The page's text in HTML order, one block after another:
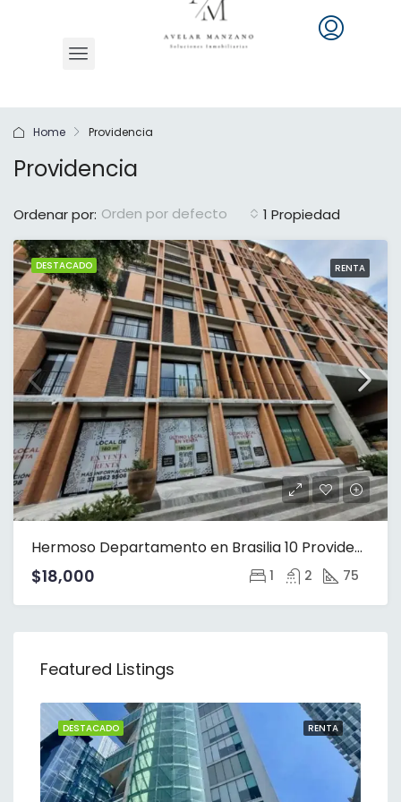
Home Providencia
Providencia
1 Propiedad
Ordenar por: Orden por defecto
DESTACADO RENTA
Hermoso Departamento en Brasilia 10 Providencia
$18,000 1 2 75
Featured Listings
RENTA
DESTACADO